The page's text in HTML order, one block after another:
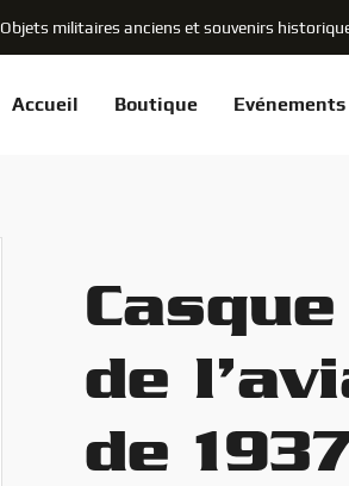
Objets militaires anciens et souvenirs
Accueil Boutique Evénements
de
de